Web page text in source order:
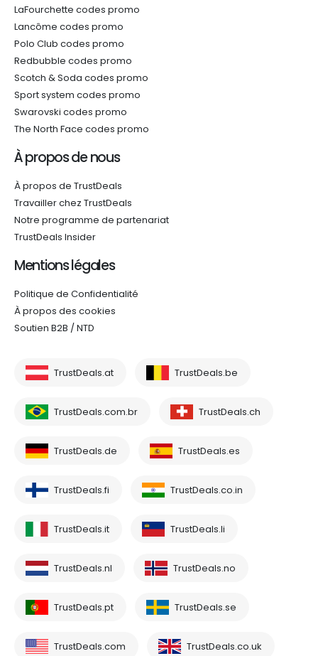
LaFourchette codes promo
Lancôme codes promo
Polo Club codes promo
Redbubble codes promo
Scotch & Soda codes promo
Sport system codes promo
Swarovski codes promo
The North Face codes promo
À propos de nous
À propos de TrustDeals
Travailler chez TrustDeals
Notre programme de partenariat
TrustDeals Insider
Mentions légales
Politique de Confidentialité
À propos des cookies
Soutien B2B / NTD
TrustDeals.at TrustDeals.be
TrustDeals.com.br TrustDeals.ch
TrustDeals.de TrustDeals.es
TrustDeals.fi TrustDeals.co.in
TrustDeals.it TrustDeals.li
TrustDeals.nl TrustDeals.no
TrustDeals.pt TrustDeals.se
TrustDeals.com TrustDeals.co.uk